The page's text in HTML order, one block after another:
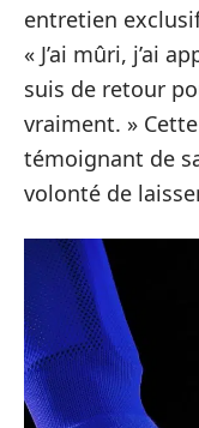
entretien
« J’ai mûri, j’ai
suis de retour
vraiment. »
témoignant de
volonté de